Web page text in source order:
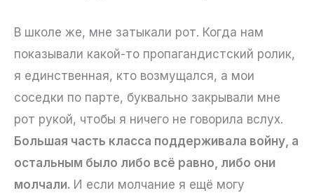
В школе же, мне затыкали рот. Когда нам
показывали какой-то пропагандистский ролик,
я единственная, кто возмущался, а мои
соседки по парте, буквально закрывали мне
рот рукой, чтобы я ничего не говорила вслух.
Большая часть класса поддерживала войну, а
остальным было либо всё равно, либо они
молчали. И если молчание я ещё могу